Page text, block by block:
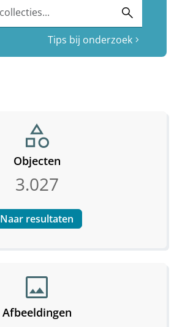
search
Tips bij onderzoek chevron_right
category
Objecten
3.027
Naar resultaten
image
Afbeeldingen